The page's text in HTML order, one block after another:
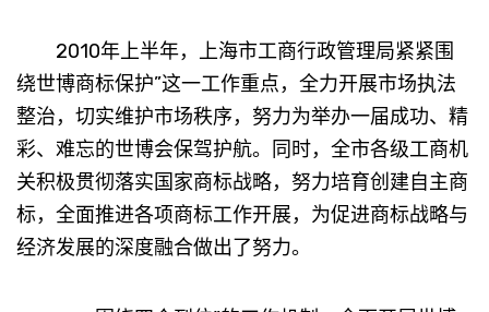
2010年上半年，上海市工商行政管理局紧紧围
绕世博商标保护”这一工作重点，全力开展市场执法
整治，切实维护市场秩序，努力为举办一届成功、精
彩、难忘的世博会保驾护航。同时，全市各级工商机
关积极贯彻落实国家商标战略，努力培育创建自主商
标，全面推进各项商标工作开展，为促进商标战略与
经济发展的深度融合做出了努力。